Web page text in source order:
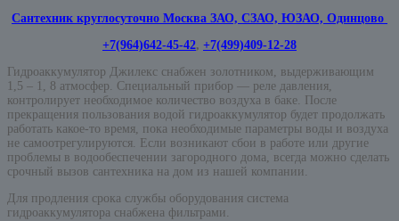
Сантехник круглосуточно Москва ЗАО, СЗАО, ЮЗАО, Одинцово
+7(964)642-45-42, +7(499)409-12-28
Гидроаккумулятор Джилекс снабжен золотником, выдерживающим
1,5 – 1, 8 атмосфер. Специальный прибор — реле давления,
контролирует необходимое количество воздуха в баке. После
прекращения пользования водой гидроаккумулятор будет продолжать
работать какое-то время, пока необходимые параметры воды и воздуха
не самоотрегулируются. Если возникают сбои в работе или другие
проблемы в водообеспечении загородного дома, всегда можно сделать
срочный вызов сантехника на дом из нашей компании.
Для продления срока службы оборудования система
гидроаккумулятора снабжена фильтрами.